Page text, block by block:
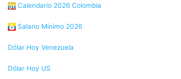
Calendario 2026 Colombia
Salario Mínimo 2026
Dólar Hoy Venezuela
Dólar Hoy US